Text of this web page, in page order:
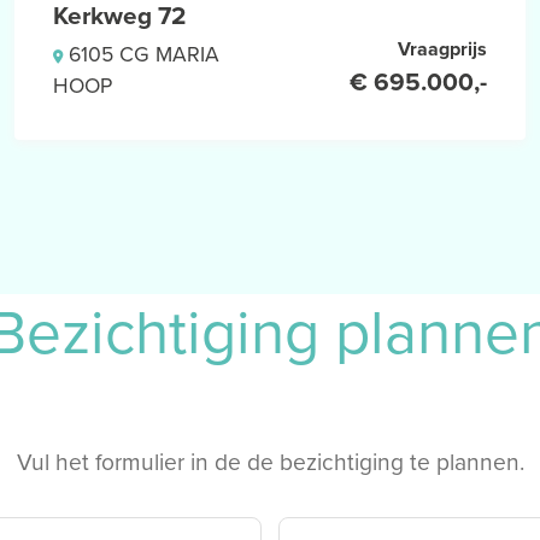
openslaande
keuken is ingedeeld met
inbouwapparatuur
en verwarmd
Kerkweg 72
6105 CG MARIA
HOOP
Vraagprijs
€ 695.000,-
Vul het formulier in de de bezichtiging te plannen.